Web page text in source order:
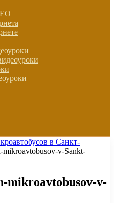
в Санкт-
mikroavtobusov-v-Sankt-
mikroavtobusov-v-